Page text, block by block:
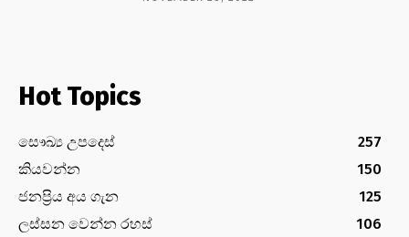
Hot Topics
සෞඛ්‍ය උපදෙස්
257
කියවන්න
150
ජනප්‍රිය අය ගැන
125
ලස්සන වෙන්න රහස්
106